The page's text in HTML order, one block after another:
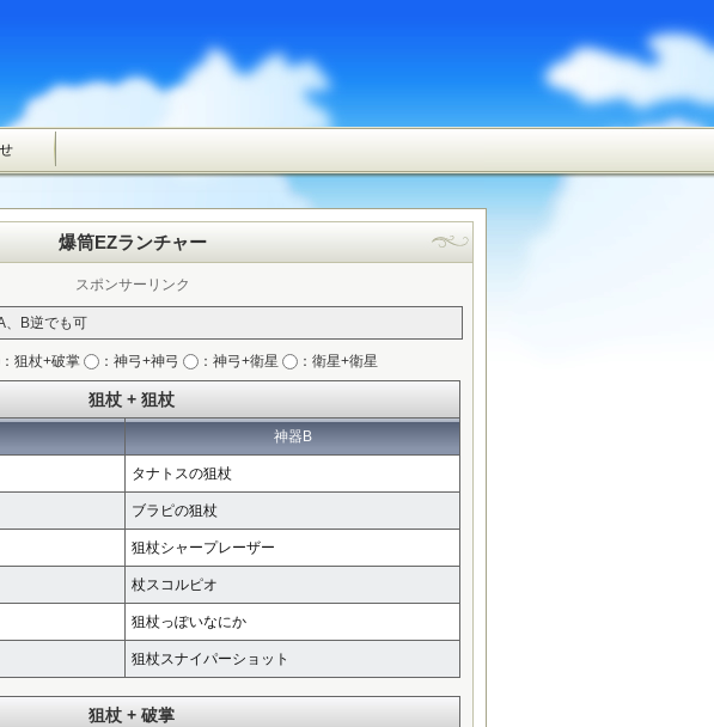
爆筒EZランチャー
スポンサーリンク
、B逆でも可
：狙杖+破掌 ：神弓+神弓 ：神弓+衛星 ：衛星+衛星
狙杖 + 狙杖
神器B
タナトスの狙杖
ブラピの狙杖
狙杖シャープレーザー
杖スコルピオ
狙杖っぽいなにか
狙杖スナイパーショット
狙杖 + 破掌